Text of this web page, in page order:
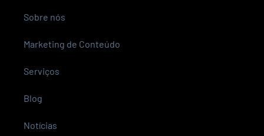
Sobre nós
Marketing de Conteúdo
Serviços
Blog
Notícias